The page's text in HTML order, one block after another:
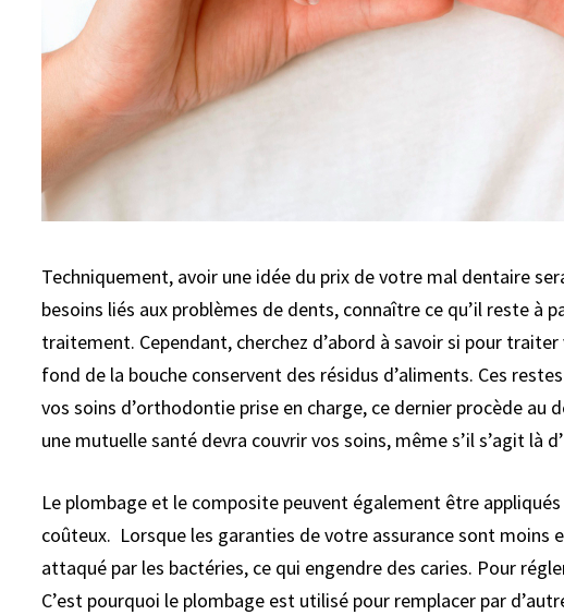
Techniquement, avoir une idée du prix de votre mal dentaire
besoins liés aux problèmes de dents, connaître ce qu’il reste à
traitement. Cependant, cherchez d’abord à savoir si pour
fond de la bouche conservent des résidus d’aliments. Ces
vos soins d’orthodontie prise en charge, ce dernier procède
une mutuelle santé devra couvrir vos soins, même s’il s’agit là
Le plombage et le composite peuvent également être
coûteux. Lorsque les garanties de votre assurance sont moins
attaqué par les bactéries, ce qui engendre des caries. Pour
C’est pourquoi le plombage est utilisé pour remplacer par